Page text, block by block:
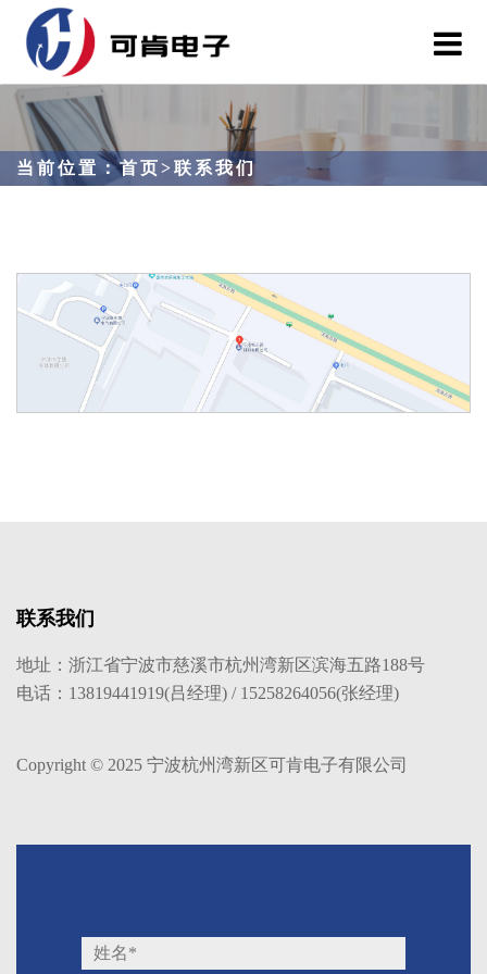
当前位置：首页>联系我们
联系我们
地址：浙江省宁波市慈溪市杭州湾新区滨海五路188号
电话：13819441919(吕经理) / 15258264056(张经理)
Copyright © 2025 宁波杭州湾新区可肯电子有限公司